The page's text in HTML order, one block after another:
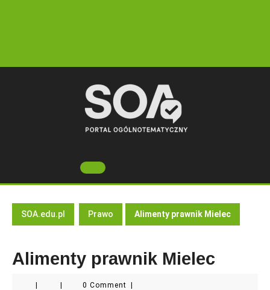
Open
Button
SOA.edu.pl Prawo Alimenty prawnik Mielec
Alimenty prawnik Mielec
0 Comment